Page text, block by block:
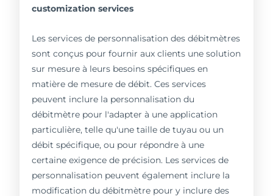
customization services
Les services de personnalisation des débitmètres
sont conçus pour fournir aux clients une solution
sur mesure à leurs besoins spécifiques en
matière de mesure de débit. Ces services
peuvent inclure la personnalisation du
débitmètre pour l'adapter à une application
particulière, telle qu'une taille de tuyau ou un
débit spécifique, ou pour répondre à une
certaine exigence de précision. Les services de
personnalisation peuvent également inclure la
modification du débitmètre pour y inclure des